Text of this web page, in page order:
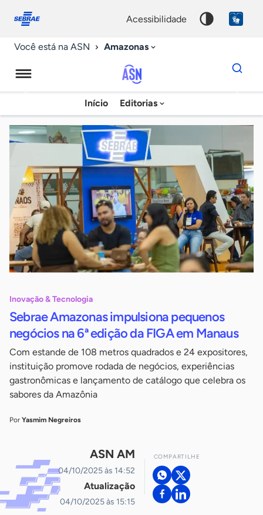
conosco
acessibilidade
Você está na ASN Amazonas
Agência
Sebrae
de
Notícias
Início Editorias
Dados
para
chave
Inovação & Tecnologia
Sebrae Amazonas impulsiona pequenos
negócios na 6ª edição da FIGA em Manaus
Com estande de 108 metros quadrados e 24 expositores,
instituição promove rodada de negócios, experiências
gastronômicas e lançamento de catálogo que celebra os
sabores da Amazônia
Por Yasmim Negreiros
ASN AM
04/10/2025 às 14:52
Atualização
04/10/2025 às 15:15
COMPARTILHE